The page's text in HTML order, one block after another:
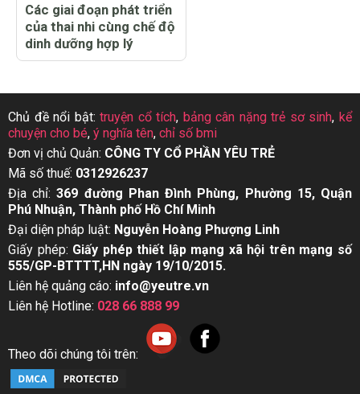
Các giai đoạn phát triển
của thai nhi cùng chế độ
dinh dưỡng hợp lý
Chủ đề nổi bật:truyện cổ tích, bảng cân nặng trẻ sơ sinh,kể
chuyện cho bé, ý nghĩa tên, chỉ số bmi
Đơn vị chủ Quản: CÔNG TY CỔ PHẦN YÊU TRẺ
Mã số thuế: 0312926237
Địa chỉ:369 đường Phan Đình Phùng, Phường 15, Quận
Phú Nhuận, Thành phố Hồ Chí Minh
Đại diện pháp luật: Nguyễn Hoàng Phượng Linh
Giấy phép: Giấy phép thiết lập mạng xã hội trên mạng số
555/GP-BTTTT,HN ngày 19/10/2015.
Liên hệ quảng cáo: info@yeutre.vn
Liên hệ Hotline: 028 66 888 99
Theo dõi chúng tôi trên: